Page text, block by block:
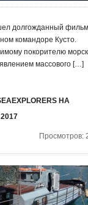
долгожданный фильм
командоре Кусто.
покорителю
массового […]
НА
2017
Просмотров: